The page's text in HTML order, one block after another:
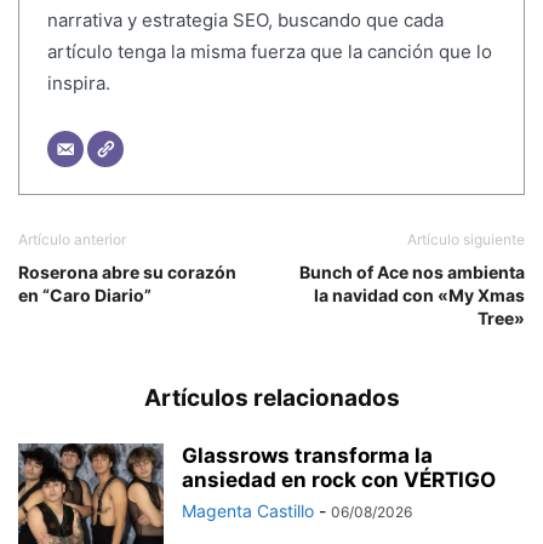
narrativa y estrategia SEO, buscando que cada
artículo tenga la misma fuerza que la canción que lo
inspira.
Artículo anterior
Roserona abre su corazón
en “Caro Diario”
Artículo siguiente
Bunch of Ace nos ambienta
la navidad con «My Xmas
Tree»
Artículos relacionados
Glassrows transforma la
ansiedad en rock con VÉRTIGO
Magenta Castillo - 06/08/2026